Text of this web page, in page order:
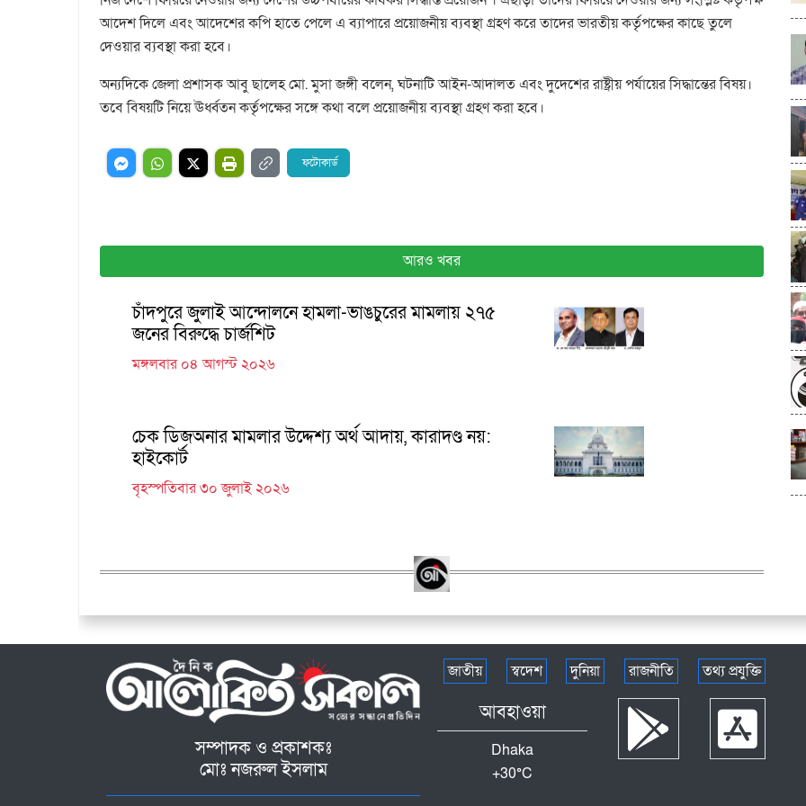
আদেশ দিলে এবং আদেশের কপি হাতে পেলে এ ব্যাপারে প্রয়োজনীয় ব্যবস্থা গ্রহণ করে তাদের ভারতীয় কর্তৃপক্ষের কাছে তুলে
দেওয়ার ব্যবস্থা করা হবে।
অন্যদিকে জেলা প্রশাসক আবু ছালেহ মো. মুসা জঙ্গী বলেন, ঘটনাটি আইন-আদালত এবং দুদেশের রাষ্ট্রীয় পর্যায়ের সিদ্ধান্তের বিষয়।
তবে বিষয়টি নিয়ে ঊর্ধ্বতন কর্তৃপক্ষের সঙ্গে কথা বলে প্রয়োজনীয় ব্যবস্থা গ্রহণ করা হবে।
ফটোকার্ড
আরও খবর
চাঁদপুরে জুলাই আন্দোলনে হামলা-ভাঙচুরের মামলায় ২৭৫
জনের বিরুদ্ধে চার্জশিট
মঙ্গলবার ০৪ আগস্ট ২০২৬
চেক ডিজঅনার মামলার উদ্দেশ্য অর্থ আদায়, কারাদণ্ড নয়:
হাইকোর্ট
বৃহস্পতিবার ৩০ জুলাই ২০২৬
সম্পাদক ও প্রকাশকঃ
মোঃ নজরুল ইসলাম
জাতীয় স্বদেশ দুনিয়া রাজনীতি তথ্য প্রযুক্তি
আবহাওয়া
Dhaka
+30°C